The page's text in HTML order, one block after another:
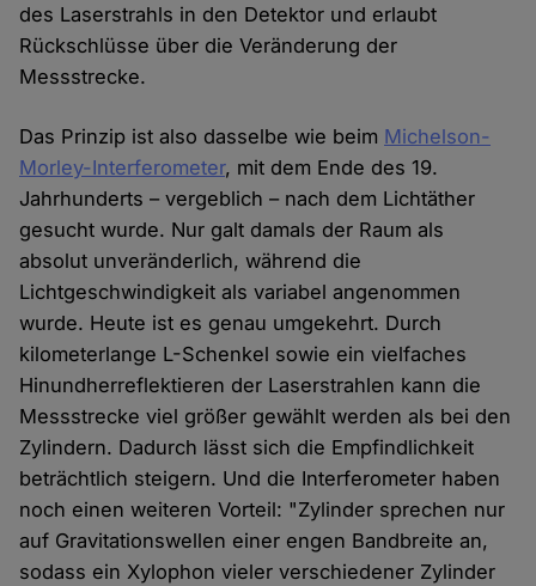
des Laserstrahls in den Detektor und erlaubt
Rückschlüsse über die Veränderung der
Messstrecke.
Das Prinzip ist also dasselbe wie beim Michelson-
Morley-Interferometer, mit dem Ende des 19.
Jahrhunderts – vergeblich – nach dem Lichtäther
gesucht wurde. Nur galt damals der Raum als
absolut unveränderlich, während die
Lichtgeschwindigkeit als variabel angenommen
wurde. Heute ist es genau umgekehrt. Durch
kilometerlange L-Schenkel sowie ein vielfaches
Hinundherreflektieren der Laserstrahlen kann die
Messstrecke viel größer gewählt werden als bei den
Zylindern. Dadurch lässt sich die Empfindlichkeit
beträchtlich steigern. Und die Interferometer haben
noch einen weiteren Vorteil: "Zylinder sprechen nur
auf Gravitationswellen einer engen Bandbreite an,
sodass ein Xylophon vieler verschiedener Zylinder